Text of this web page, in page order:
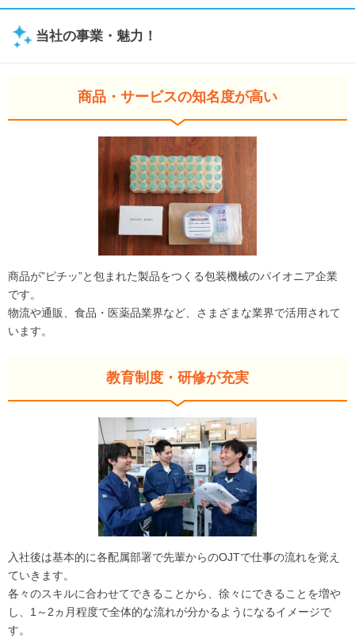
当社の事業・魅力！
商品・サービスの知名度が高い
商品が”ピチッ”と包まれた製品をつくる包装機械のパイオニア企業
です。
物流や通販、食品・医薬品業界など、さまざまな業界で活用されて
います。
教育制度・研修が充実
入社後は基本的に各配属部署で先輩からのOJTで仕事の流れを覚え
ていきます。
各々のスキルに合わせてできることから、徐々にできることを増や
し、1～2ヵ月程度で全体的な流れが分かるようになるイメージで
す。